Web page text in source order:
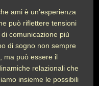
ami è un’esperienza
può riflettere tensioni
comunicazione più
di sogno non sempre
ma può essere il
relazionali che
insieme le possibili